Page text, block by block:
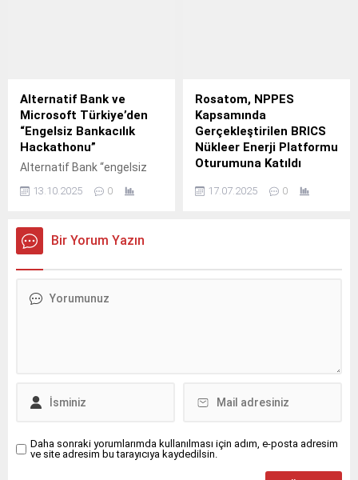
Alternatif Bank ve
Microsoft Türkiye’den
“Engelsiz Bankacılık
Hackathonu”
Alternatif Bank “engelsiz
bankacılık hizmetlerine
kolaylıkla erişebileceği
çalışmalarını sürdürürken,
hayata geçirmek adına da
13.10.2025 0
Rosatom, NPPES
Kapsamında
Gerçekleştirilen BRICS
Nükleer Enerji Platformu
Oturumuna Katıldı
Kuruluşu Rosatom
17.07.2025 0
Bir Yorum Yazın
Daha sonraki yorumlarımda kullanılması için adım, e-posta adresim
ve site adresim bu tarayıcıya kaydedilsin.